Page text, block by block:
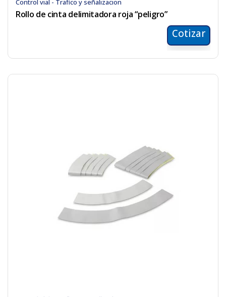
Control vial - Trafico y señalizacion
Rollo de cinta delimitadora roja “peligro”
Cotizar